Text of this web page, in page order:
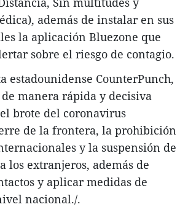
además de instalar en sus
la aplicación Bluezone que
sobre el riesgo de contagio.
estadounidense CounterPunch,
manera rápida y decisiva
brote del coronavirus
de la frontera, la prohibición
y la suspensión de
los extranjeros, además de
y aplicar medidas de
nacional./.